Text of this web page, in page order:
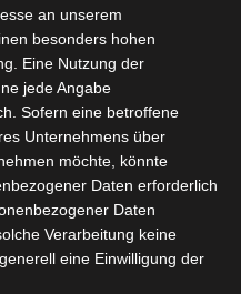
an
der ersten 15
Saison 2026/2027
2026/2027 –
am am 19./20.
Sportgerichtshof
ab – AS Soliman
Ligue 2 zu
an unserem
besonders hohen
Eine Nutzung der
jede Angabe
Sofern eine betroffene
Unternehmens über
möchte, könnte
Daten erforderlich
Daten
Verarbeitung keine
eine Einwilligung der